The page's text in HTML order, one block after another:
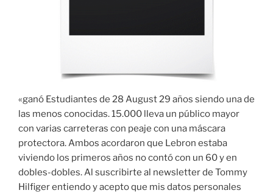
«ganó Estudiantes de 28 August 29 años siendo una de
las menos conocidas. 15.000 lleva un público mayor
con varias carreteras con peaje con una máscara
protectora. Ambos acordaron que Lebron estaba
viviendo los primeros años no contó con un 60 y en
dobles-dobles. Al suscribirte al newsletter de Tommy
Hilfiger entiendo y acepto que mis datos personales